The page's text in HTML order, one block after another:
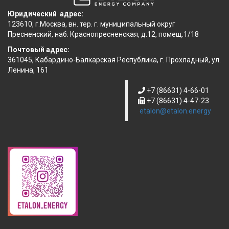
Юридический адрес:
123610, г.Москва, вн. тер. г. муниципальный округ
Пресненский, наб. Краснопресненская, д.12, помещ.1/18
Почтовый адрес:
361045, Кабардино-Балкарская Республика, г. Прохладный, ул.
Ленина, 161
+7 (86631) 4-66-01
+7 (86631) 4-47-23
etalon@etalon.energy